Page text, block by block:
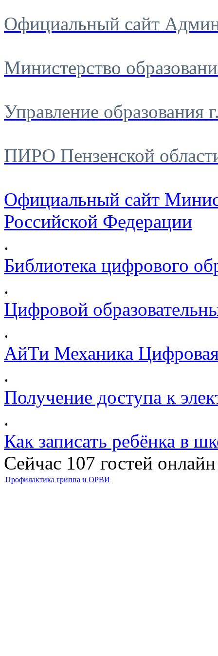
Официальный сайт
Министерство
Управление образования
ПИРО Пензенской
Официальный сайт
Российской Федерации
.
Библиотека цифрового
.
Цифровой
.
АйТи Механика
.
Получение доступа к
.
Как записать ребёнка в
Сейчас 107 гостей онлайн
Профилактика гриппа и ОРВИ